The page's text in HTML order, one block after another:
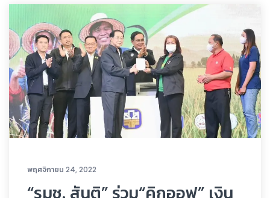
พฤศจิกายน 24, 2022
“รมช. สันติ” ร่วม“คิกออฟ” เงิน